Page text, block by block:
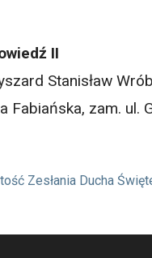
II
Stanisław
Fabiańska, zam. ul.
Zesłania Ducha